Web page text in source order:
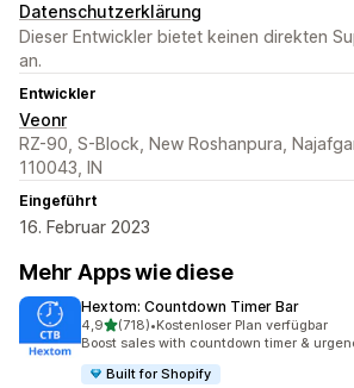
Datenschutzerklärung
Dieser Entwickler bietet keinen direkten
an.
Entwickler
Veonr
RZ-90, S-Block, New Roshanpura,
110043, IN
Eingeführt
16. Februar 2023
Mehr Apps wie diese
Hextom: Countdown Timer Bar
4,9von 5 Sternen
(718)
718 Rezensionen insgesamt
•Kostenloser Plan verfügbar
Boost sales with countdown timer &
Built for Shopify